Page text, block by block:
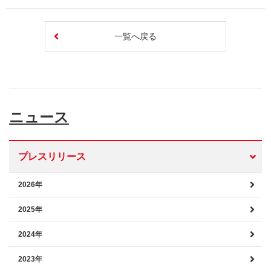
一覧へ戻る
ニュース
プレスリリース
2026年
2025年
2024年
2023年